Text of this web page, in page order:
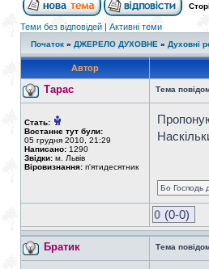
Теми без відповідей | Активні теми
Початок » ДЖЕРЕЛО ДУХОВНЕ » Духовні
Автор
Тарас Тема
Стать:
Востаннє тут були:
05 грудня 2010, 21:29
Написано: 1290
Звідки: м. Львів
Віровизнання: п'ятидесятник
Бо Господь
0 (0-0)
Братик Тема